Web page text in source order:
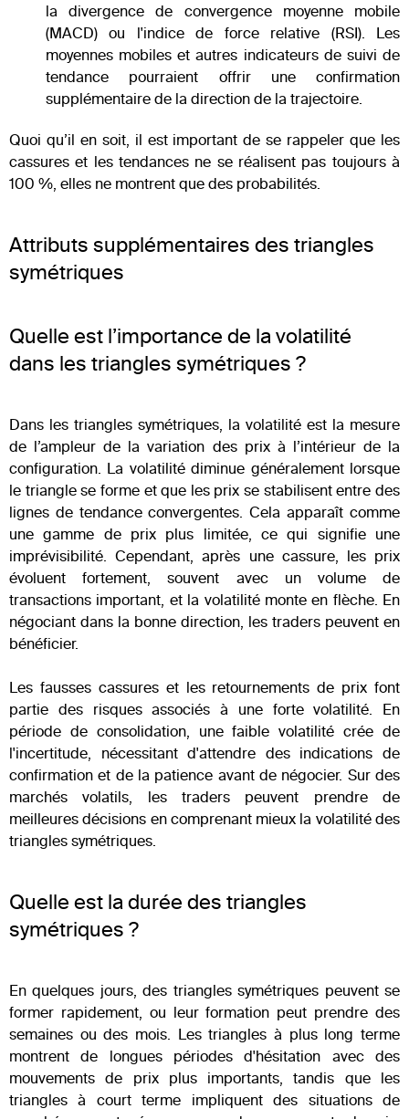
la divergence de convergence moyenne mobile
(MACD) ou l'indice de force relative (RSI). Les
moyennes mobiles et autres indicateurs de suivi de
tendance pourraient offrir une confirmation
supplémentaire de la direction de la trajectoire.
Quoi qu’il en soit, il est important de se rappeler que les
cassures et les tendances ne se réalisent pas toujours à
100 %, elles ne montrent que des probabilités.
Attributs supplémentaires des triangles
symétriques
Quelle est l’importance de la volatilité
dans les triangles symétriques ?
Dans les triangles symétriques, la volatilité est la mesure
de l’ampleur de la variation des prix à l’intérieur de la
configuration. La volatilité diminue généralement lorsque
le triangle se forme et que les prix se stabilisent entre des
lignes de tendance convergentes. Cela apparaît comme
une gamme de prix plus limitée, ce qui signifie une
imprévisibilité. Cependant, après une cassure, les prix
évoluent fortement, souvent avec un volume de
transactions important, et la volatilité monte en flèche. En
négociant dans la bonne direction, les traders peuvent en
bénéficier.
Les fausses cassures et les retournements de prix font
partie des risques associés à une forte volatilité. En
période de consolidation, une faible volatilité crée de
l'incertitude, nécessitant d'attendre des indications de
confirmation et de la patience avant de négocier. Sur des
marchés volatils, les traders peuvent prendre de
meilleures décisions en comprenant mieux la volatilité des
triangles symétriques.
Quelle est la durée des triangles
symétriques ?
En quelques jours, des triangles symétriques peuvent se
former rapidement, ou leur formation peut prendre des
semaines ou des mois. Les triangles à plus long terme
montrent de longues périodes d'hésitation avec des
mouvements de prix plus importants, tandis que les
triangles à court terme impliquent des situations de